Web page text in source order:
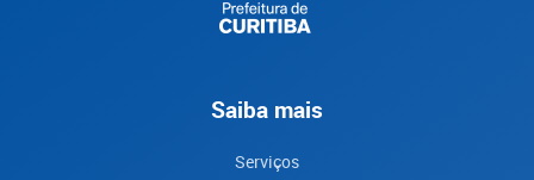
Saiba mais
Serviços